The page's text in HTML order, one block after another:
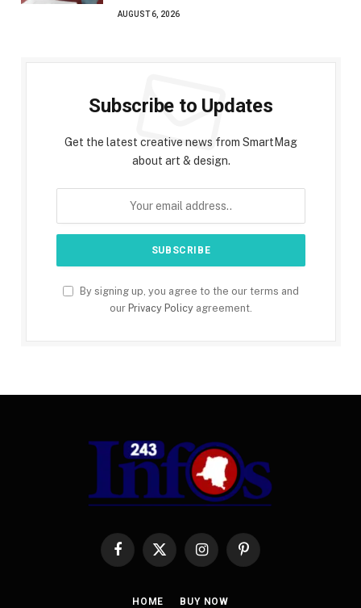
AUGUST 6, 2026
Subscribe to Updates
Get the latest creative news from SmartMag
about art & design.
By signing up, you agree to the our terms and
our Privacy Policy agreement.
Facebook
X
InstagramPinterest
HOME BUY NOW